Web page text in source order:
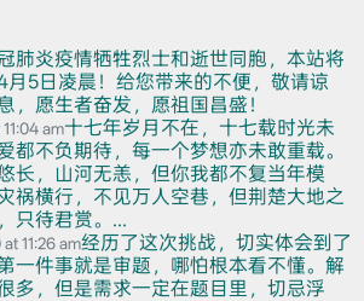
肺炎疫情牺牲烈士和逝世同胞，本站将
月5日凌晨！给您带来的不便，敬请谅
，愿生者奋发，愿祖国昌盛！
am十七年岁月不在，十七载时光未
都不负期待，每一个梦想亦未敢重载。
长，山河无恙，但你我都不复当年模
祸横行，不见万人空巷，但荆楚大地之
只待君赏。...
11:26 am经历了这次挑战，切实体会到了
一件事就是审题，哪怕根本看不懂。解
多，但是需求一定在题目里，切忌浮